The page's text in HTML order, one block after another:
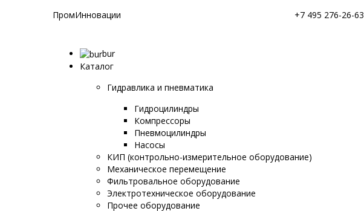
ПромИнновации +7 495 276-26-63
bur
Каталог
Гидравлика и пневматика
Гидроцилиндры
Компрессоры
Пневмоцилиндры
Насосы
КИП (контрольно-измерительное оборудование)
Механическое перемещение
Фильтровальное оборудование
Электротехническое оборудование
Прочее оборудование